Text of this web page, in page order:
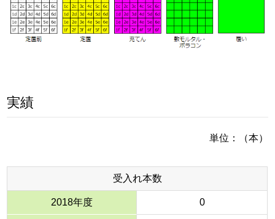
実績
単位：（本）
受入れ本数
2018年度 0